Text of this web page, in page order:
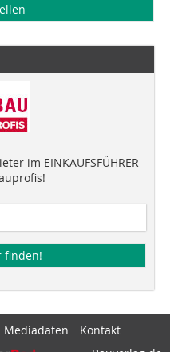
im EINKAUFSFÜHRER
finden!
Mediadaten
Kontakt